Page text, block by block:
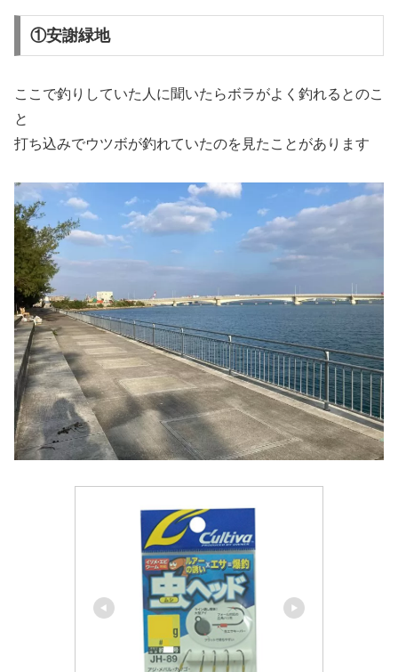
①安謝緑地
ここで釣りしていた人に聞いたらボラがよく釣れるとのこ
と
打ち込みでウツボが釣れていたのを見たことがあります